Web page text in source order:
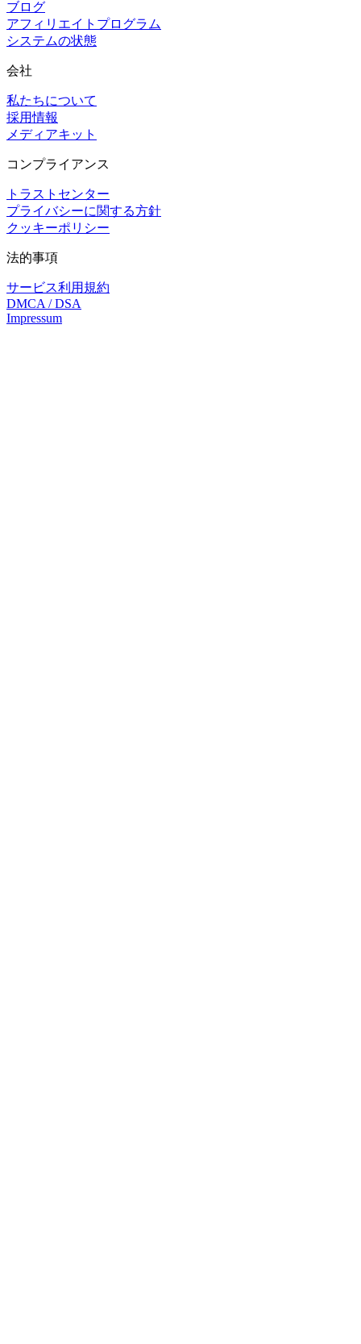
ブログ
アフィリエイトプログラム
システムの状態
会社
私たちについて
採用情報
メディアキット
コンプライアンス
トラストセンター
プライバシーに関する方針
クッキーポリシー
法的事項
サービス利用規約
DMCA / DSA
Impressum